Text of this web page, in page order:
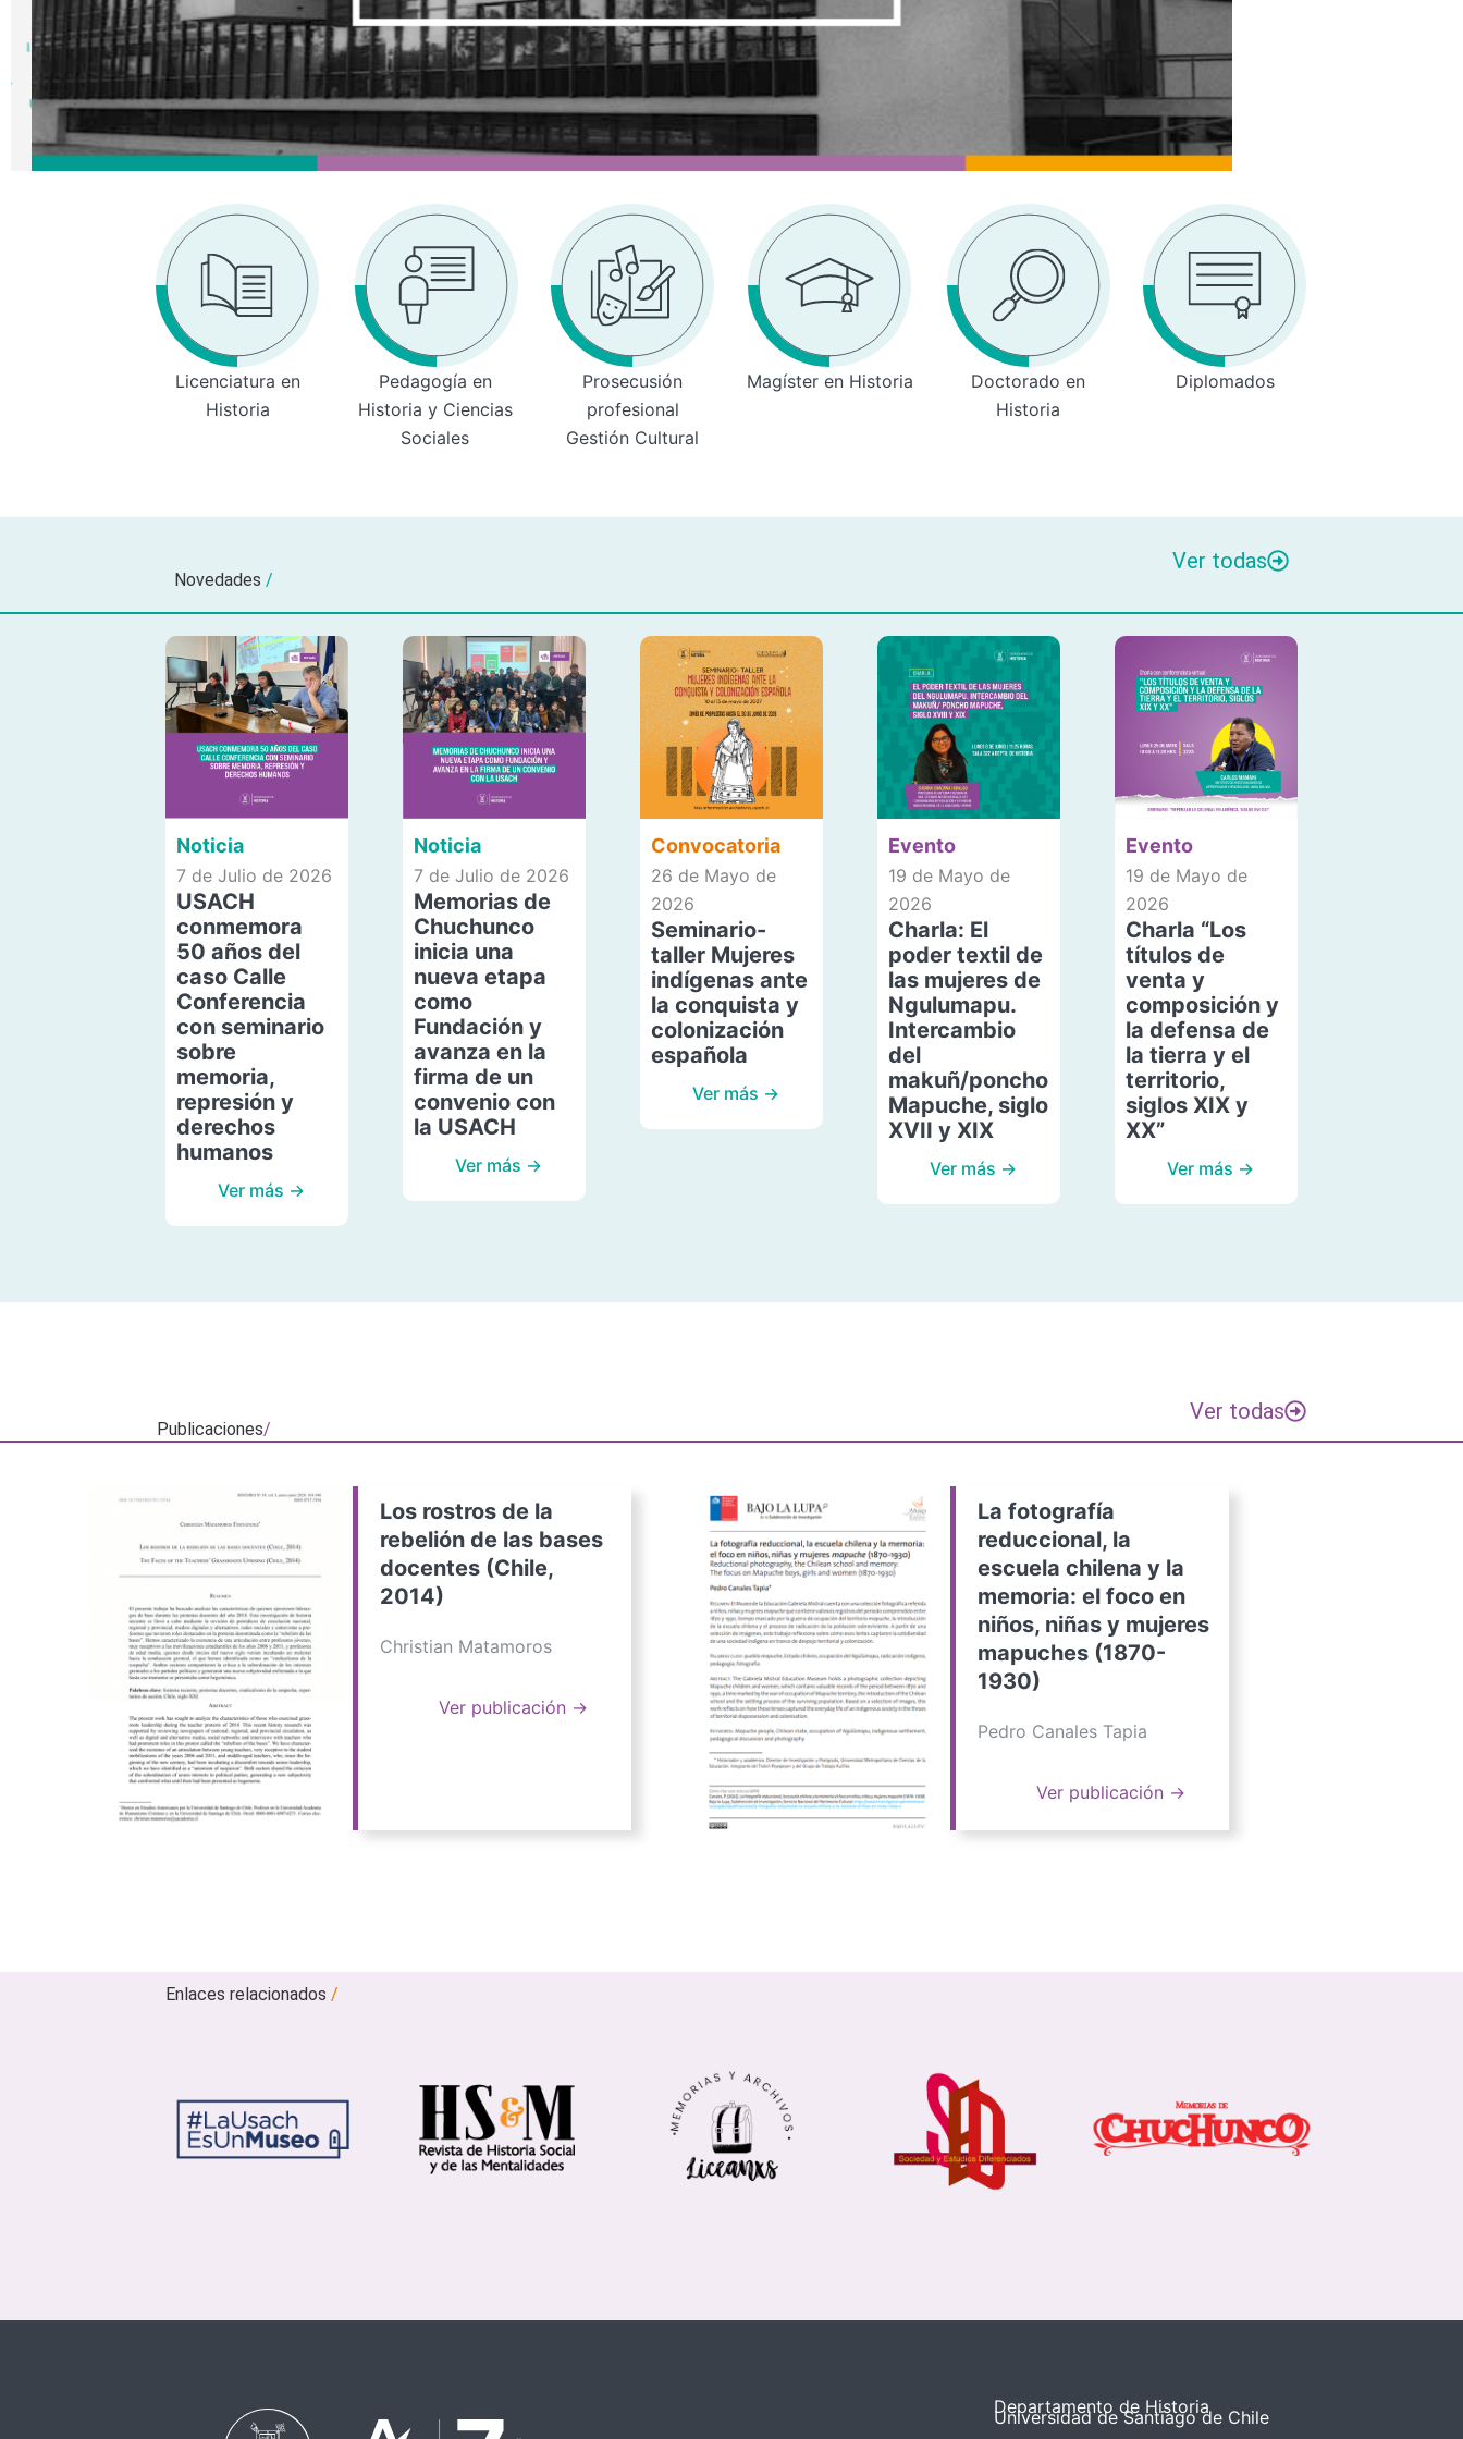
Licenciatura en
Historia
Pedagogía en
Historia y Ciencias
Sociales
Prosecusión
profesional
Gestión Cultural
Magíster en Historia
Doctorado en
Historia
Diplomados
Novedades /
Ver todas
Noticia
7 de Julio de 2026
USACH
conmemora
50 años del
caso Calle
Conferencia
con seminario
sobre
memoria,
represión y
derechos
humanos
Ver más →
Noticia
7 de Julio de 2026
Memorias de
Chuchunco
inicia una
nueva etapa
como
Fundación y
avanza en la
firma de un
convenio con
la USACH
Ver más →
Convocatoria
26 de Mayo de
2026
Seminario-
taller Mujeres
indígenas ante
la conquista y
colonización
española
Ver más →
Evento
19 de Mayo de
2026
Charla: El
poder textil de
las mujeres de
Ngulumapu.
Intercambio
del
makuñ/poncho
Mapuche, siglo
XVII y XIX
Ver más →
Evento
19 de Mayo de
2026
Charla “Los
títulos de
venta y
composición y
la defensa de
la tierra y el
territorio,
siglos XIX y
XX”
Ver más →
Publicaciones/
Ver todas
Los rostros de la
rebelión de las bases
docentes (Chile,
2014)
Christian Matamoros
Ver publicación →
La fotografía
reduccional, la
escuela chilena y la
memoria: el foco en
niños, niñas y mujeres
mapuches (1870-
1930)
Pedro Canales Tapia
Ver publicación →
Enlaces relacionados/
Departamento de Historia
Universidad de Santiago de Chile